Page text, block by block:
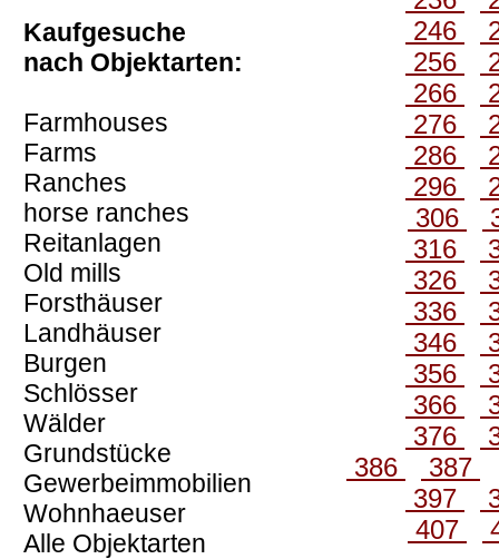
Kaufgesuche
nach Objektarten:
Farmhouses
Farms
Ranches
horse ranches
Reitanlagen
Old mills
Forsthäuser
Landhäuser
Burgen
Schlösser
Wälder
Grundstücke
Gewerbeimmobilien
Wohnhaeuser
Alle Objektarten
246
256
266
276
286
296
306
316
326
336
346
356
366
376
386
387
397
407